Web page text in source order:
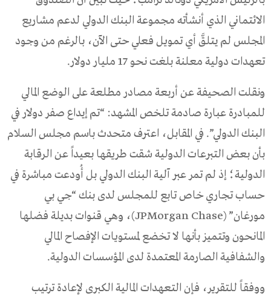
الائتماني الذي أنشأته مجموعة البنك الدولي لدعم مشاريع
المجلس لم يتلقَّ أي تمويل فعلي حتى الآن، بالرغم من وجود
تعهدات دولية معلنة بلغت نحو 17 مليار دولار.
ونقلت الصحيفة عن أربعة مصادر مطلعة على الوضع المالي
للمبادرة عبارة صادمة تلخص المشهد: “تم إيداع صفر دولار في
البنك الدولي”. في المقابل، اعترف متحدث باسم مجلس السلام
بأن بعض التبرعات الدولية شقت طريقها بعيداً عن الرقابة
الدولية؛ إذ لم تمر عبر آلية البنك الدولي بل أُودعت مباشرة في
حساب تجاري خاص تابع للمجلس لدى بنك “جي بي
مورغان” (JPMorgan Chase)، وهي قنوات بديلة فضلها
المانحون وتتميز بأنها لا تخضع لمستويات الإفصاح المالي
والشفافية الصارمة المعتمدة لدى المؤسسات الدولية.
ووفقاً للتقرير، فإن التعهدات المالية الكبرى لإعادة ترتيب